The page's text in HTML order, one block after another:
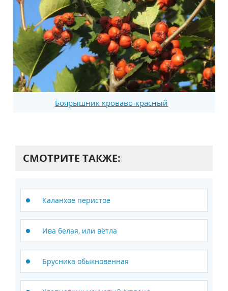
Боярышник кроваво-красный
СМОТРИТЕ ТАКЖЕ:
Каланхое перистое
Ива белая, или вётла
Брусника обыкновенная